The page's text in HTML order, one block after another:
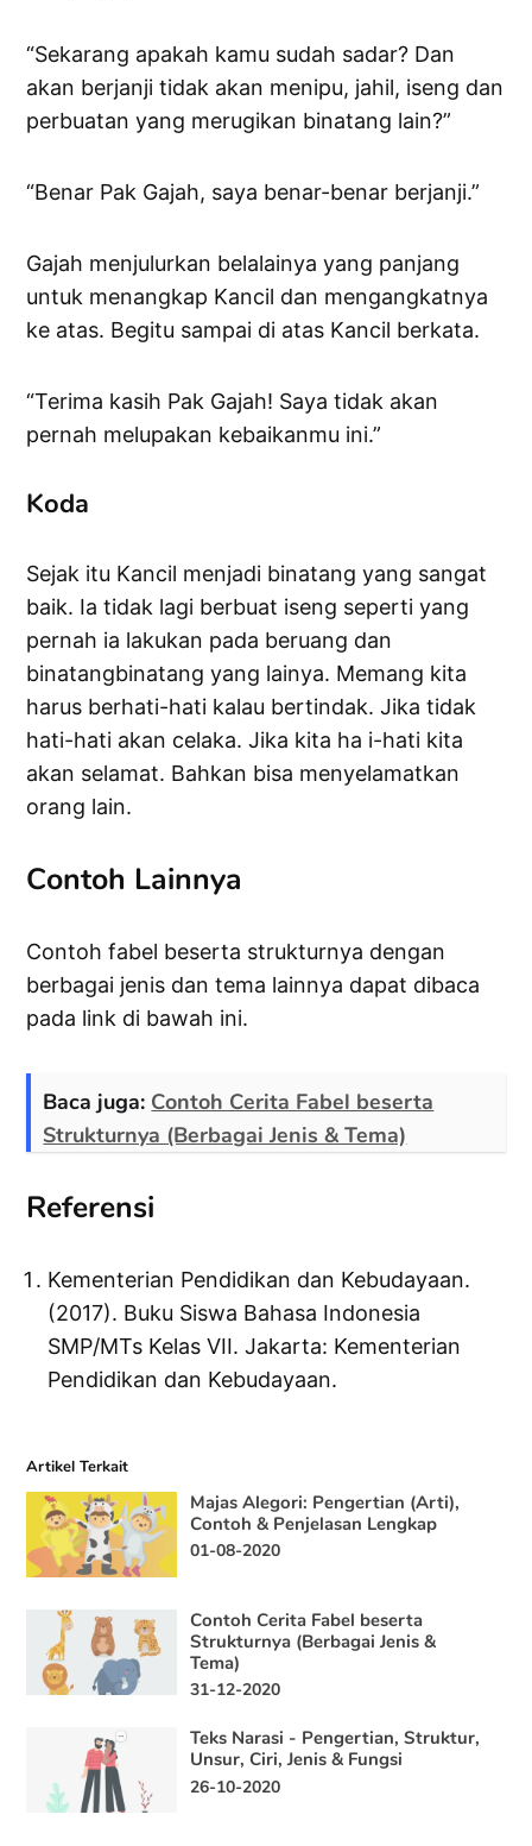
“Sekarang apakah kamu sudah sadar? Dan
akan berjanji tidak akan menipu, jahil, iseng dan
perbuatan yang merugikan binatang lain?”
“Benar Pak Gajah, saya benar-benar berjanji.”
Gajah menjulurkan belalainya yang panjang
untuk menangkap Kancil dan mengangkatnya
ke atas. Begitu sampai di atas Kancil berkata.
“Terima kasih Pak Gajah! Saya tidak akan
pernah melupakan kebaikanmu ini.”
Koda
Sejak itu Kancil menjadi binatang yang sangat
baik. Ia tidak lagi berbuat iseng seperti yang
pernah ia lakukan pada beruang dan
binatangbinatang yang lainya. Memang kita
harus berhati-hati kalau bertindak. Jika tidak
hati-hati akan celaka. Jika kita ha i-hati kita
akan selamat. Bahkan bisa menyelamatkan
orang lain.
Contoh Lainnya
Contoh fabel beserta strukturnya dengan
berbagai jenis dan tema lainnya dapat dibaca
pada link di bawah ini.
Baca juga: Contoh Cerita Fabel beserta
Strukturnya (Berbagai Jenis & Tema)
Referensi
Kementerian Pendidikan dan Kebudayaan.
(2017). Buku Siswa Bahasa Indonesia
SMP/MTs Kelas VII. Jakarta: Kementerian
Pendidikan dan Kebudayaan.
Artikel Terkait
Majas Alegori: Pengertian (Arti),
Contoh & Penjelasan Lengkap
01-08-2020
Contoh Cerita Fabel beserta
Strukturnya (Berbagai Jenis &
Tema)
31-12-2020
Teks Narasi - Pengertian, Struktur,
Unsur, Ciri, Jenis & Fungsi
26-10-2020